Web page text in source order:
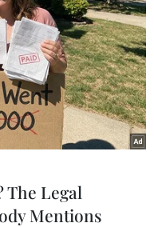
The Legal
Mentions